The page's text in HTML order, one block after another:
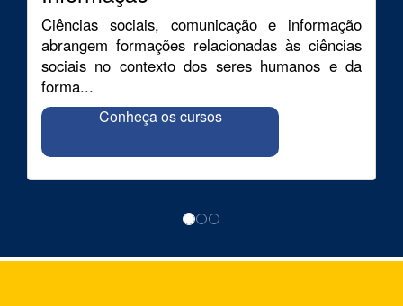
Ciências sociais, comunicação e informação
abrangem formações relacionadas às ciências
sociais no contexto dos seres humanos e da
forma...
Conheça os cursos